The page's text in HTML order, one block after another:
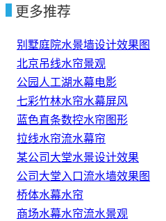
更多推荐
别墅庭院水景墙设计效果图
北京吊线水帘景观
公园人工湖水幕电影
七彩竹林水帘水幕屏风
蓝色直条数控水帘图形
拉线水帘流水幕帘
某公司大堂水景设计效果
公司大堂入口流水墙效果图
桥体水幕水帘
商场水幕水帘流水景观